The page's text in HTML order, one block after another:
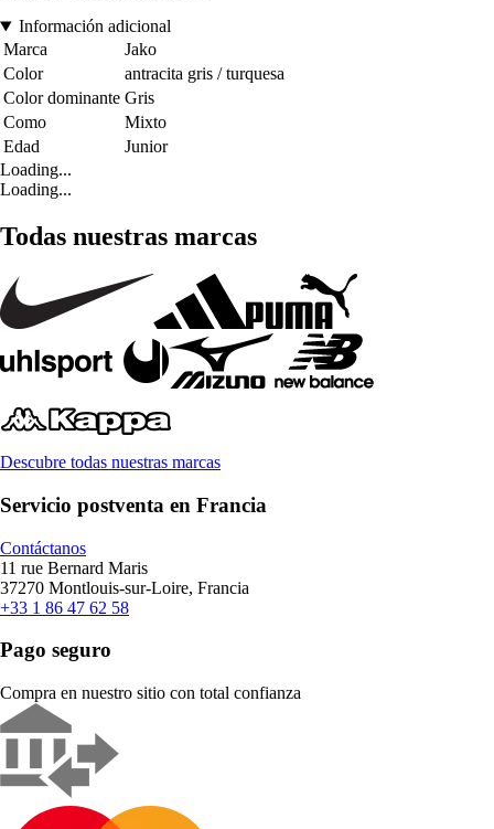
Información adicional
Marca
Jako
Color
antracita gris / turquesa
Color dominante Gris
Como
Mixto
Edad
Junior
Loading...
Loading...
Todas nuestras marcas
Descubre todas nuestras marcas
Servicio postventa en Francia
Contáctanos
11 rue Bernard Maris
37270 Montlouis-sur-Loire, Francia
+33 1 86 47 62 58
Pago seguro
Compra en nuestro sitio con total confianza